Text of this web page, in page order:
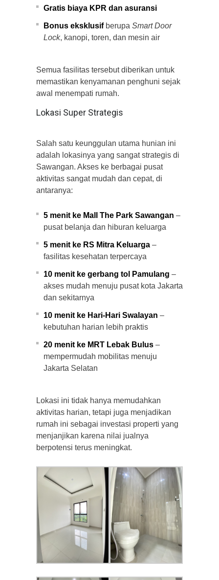
Gratis biaya KPR dan asuransi
Bonus eksklusifberupa Smart Door
Lock, kanopi, toren, dan mesin air
Semua fasilitas tersebut diberikan untuk
memastikan kenyamanan penghuni sejak
awal menempati rumah.
Lokasi Super Strategis
Salah satu keunggulan utama hunian ini
adalah lokasinya yang sangat strategis di
Sawangan. Akses ke berbagai pusat
aktivitas sangat mudah dan cepat, di
antaranya:
5 menit ke Mall The Park Sawangan –
pusat belanja dan hiburan keluarga
5 menit ke RS Mitra Keluarga –
fasilitas kesehatan terpercaya
10 menit ke gerbang tol Pamulang –
akses mudah menuju pusat kota Jakarta
dan sekitarnya
10 menit ke Hari-Hari Swalayan –
kebutuhan harian lebih praktis
20 menit ke MRT Lebak Bulus –
mempermudah mobilitas menuju
Jakarta Selatan
Lokasi ini tidak hanya memudahkan
aktivitas harian, tetapi juga menjadikan
rumah ini sebagai investasi properti yang
menjanjikan karena nilai jualnya
berpotensi terus meningkat.